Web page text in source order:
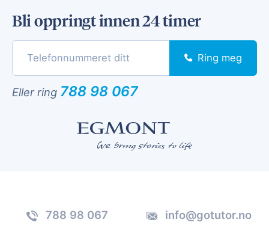
Bli oppringt innen 24 timer
Ring meg
Eller ring 788 98 067
788 98 067 info@gotutor.no